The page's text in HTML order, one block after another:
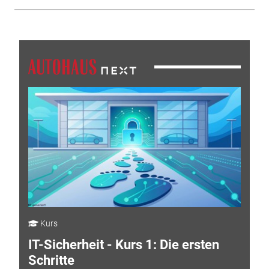
Kurs
IT-Sicherheit - Kurs 1: Die ersten
Schritte